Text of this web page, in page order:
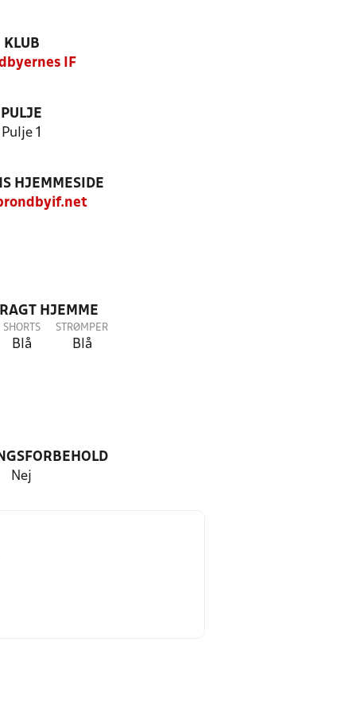
KLUB
IF
PULJE
Pulje 1
HJEMMESIDE
HJEMME
SHORTS
Blå
STRØMPER
Blå
Nej